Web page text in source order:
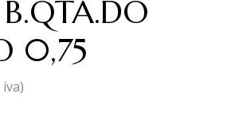
0,75